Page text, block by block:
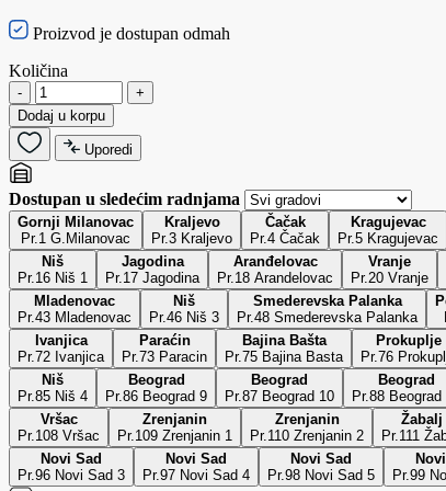
Proizvod je dostupan odmah
Količina
-
+
Dodaj u korpu
Uporedi
Dostupan u sledećim radnjama
Gornji Milanovac
Pr.1 G.Milanovac
Kraljevo
Pr.3 Kraljevo
Čačak
Pr.4 Čačak
Kragujevac
Pr.5 Kragujevac
Niš
Pr.16 Niš 1
Jagodina
Pr.17 Jagodina
Aranđelovac
Pr.18 Arandelovac
Vranje
Pr.20 Vranje
Mladenovac
Pr.43 Mladenovac
Niš
Pr.46 Niš 3
Smederevska Palanka
Pr.48 Smederevska Palanka
Ivanjica
Pr.72 Ivanjica
Paraćin
Pr.73 Paracin
Bajina Bašta
Pr.75 Bajina Basta
Prokuplje
Pr.76
Niš
Pr.85 Niš 4
Beograd
Pr.86 Beograd 9
Beograd
Pr.87 Beograd 10
Beograd
Pr.88 Beograd
Vršac
Pr.108 Vršac
Zrenjanin
Pr.109 Zrenjanin 1
Zrenjanin
Pr.110 Zrenjanin 2
Žabalj
Pr.111
Novi Sad
Pr.96 Novi Sad 3
Novi Sad
Pr.97 Novi Sad 4
Novi Sad
Pr.98 Novi Sad 5
Pr.99